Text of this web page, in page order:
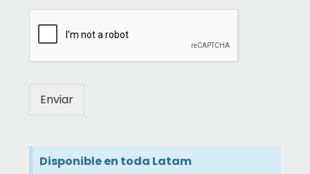
Enviar
Disponible en toda Latam